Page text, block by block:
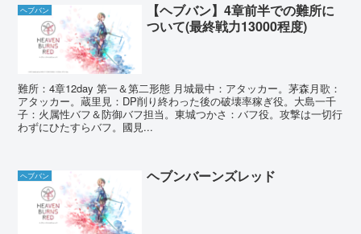
ヘブバン
【ヘブバン】4章前半での難所に
ついて(最終戦力13000程度)
難所：4章12day 第一＆第二形態 月城最中：アタッカー。茅森月歌：
アタッカー。蔵里見：DP削り終わった後の破壊率稼ぎ役。大島一千
子：火属性バフ＆防御バフ担当。東城つかさ：バフ役。攻撃は一切行
わずにひたすらバフ。國見...
ヘブバン ヘブンバーンズレッド